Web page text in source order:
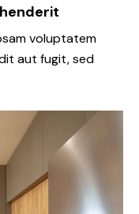
voluptatem
aut fugit, sed